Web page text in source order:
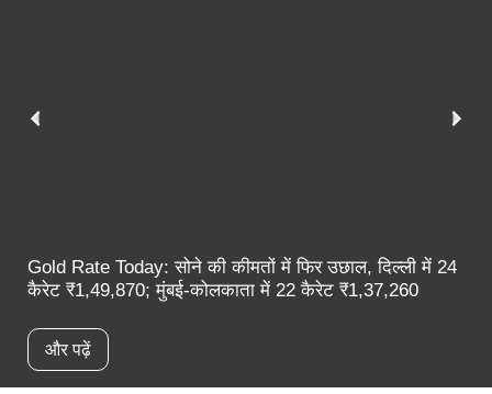
कैरेट ₹1,49,870; मुंबई-कोलकाता में 22 कैरेट ₹1,37,260
और पढ़ें